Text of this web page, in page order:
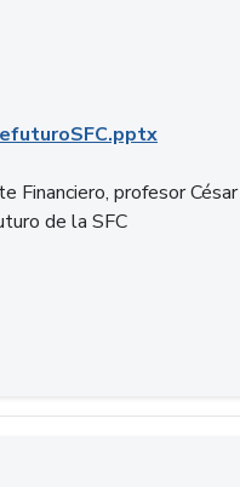
Financiero, profesor César
de la SFC